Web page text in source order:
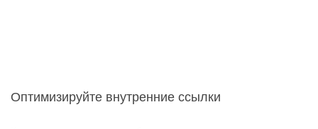
Оптимизируйте внутренние ссылки